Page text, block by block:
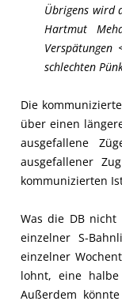
Übrigens wird
Hartmut
schlechten
Die
über einen
ausgefallene
ausgefallener
kommunizierten
Was die DB
einzelner S-
einzelner
lohnt, eine
Außerdem